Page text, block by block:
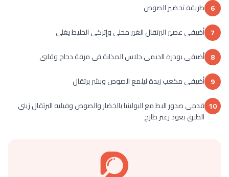
6 طريقة تحضير الصوص
7 أضيفى عصير البرتقال الغير محلى وإتركى الخليط يغلى
8 أضيفى بودرة الديمى جلاس المذابة فى مرقة دجاج وقلبى
9 أضيفى مكعب زبدة ليلمع الصوص وبشر برتقال
10 قدمى صدور البط مع البولينتا بالخضار والصوص وفيليه البرتقال زينى
الطبق بعود زعتر طازج